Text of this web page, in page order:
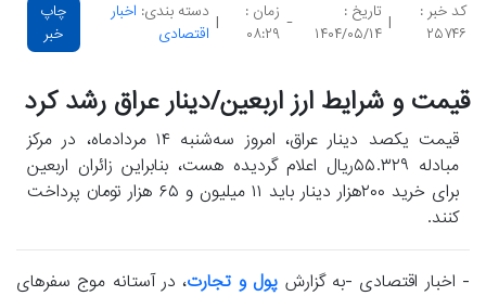
کد خبر :
۲۵۷۴۶
|
تاریخ :
۱۴۰۴/۰۵/۱۴
-
زمان :
۰۸:۲۹
|
دسته بندی: اخبار
اقتصادی
چاپ
خبر
قیمت و شرایط ارز اربعین/دینار عراق رشد کرد
قیمت یکصد دینار عراق، امروز سه‌شنبه ۱۴ مردادماه، در مرکز
مبادله ۵۵.۳۲۹ریال اعلام گردیده هست، بنابراین زائران اربعین
برای خرید ۲۰۰هزار دینار باید ۱۱ میلیون و ۶۵ هزار تومان پرداخت
کنند.
- اخبار اقتصادی -به گزارش پول و تجارت، در آستانه موج سفرهای